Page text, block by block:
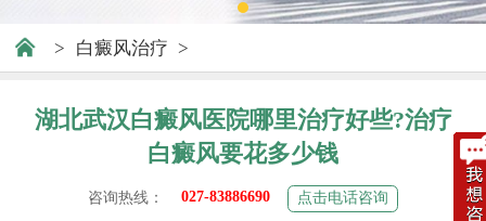
> 白癜风治疗 >
湖北武汉白癜风医院哪里治疗好些?治疗
白癜风要花多少钱
咨询热线： 027-83886690 点击电话咨询